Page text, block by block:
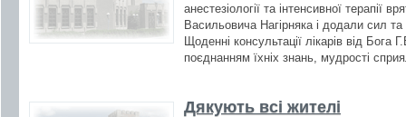
анестезіології та інтенсивної терапії
Васильовича Нагірняка і додали сил
Щоденні консультації лікарів від
поєднанням їхніх знань, мудрості
Дякують всі жителі